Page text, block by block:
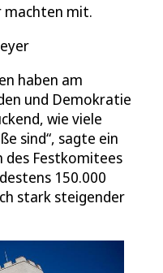
machten mit.
haben am
und Demokratie
wie viele
sind“, sagte ein
des Festkomitees
150.000
stark steigender